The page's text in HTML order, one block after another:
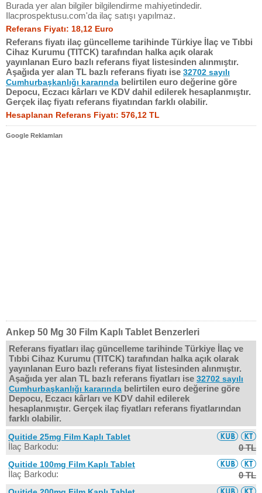
Burada yer alan bilgiler bilgilendirme mahiyetindedir.
Ilacprospektusu.com'da ilaç satışı yapılmaz.
Referans Fiyatı: 18,12 Euro
Referans fiyatı ilaç güncelleme tarihinde Türkiye İlaç ve Tıbbi
Cihaz Kurumu (TITCK) tarafından halka açık olarak
yayınlanan Euro bazlı referans fiyat listesinden alınmıştır.
Aşağıda yer alan TL bazlı referans fiyatı ise 32702 sayılı
Cumhurbaşkanlığı kararında belirtilen euro değerine göre
Depocu, Eczacı kârları ve KDV dahil edilerek hesaplanmıştır.
Gerçek ilaç fiyatı referans fiyatından farklı olabilir.
Hesaplanan Referans Fiyatı: 576,12 TL
Google Reklamları
Ankep 50 Mg 30 Film Kaplı Tablet Benzerleri
Referans fiyatları ilaç güncelleme tarihinde Türkiye İlaç ve
Tıbbi Cihaz Kurumu (TITCK) tarafından halka açık olarak
yayınlanan Euro bazlı referans fiyat listesinden alınmıştır.
Aşağıda yer alan TL bazlı referans fiyatları ise 32702 sayılı
Cumhurbaşkanlığı kararında belirtilen euro değerine göre
Depocu, Eczacı kârları ve KDV dahil edilerek
hesaplanmıştır. Gerçek ilaç fiyatları referans fiyatlarından
farklı olabilir.
Quitide 25mg Film Kaplı Tablet
İlaç Barkodu: 0 TL
Quitide 100mg Film Kaplı Tablet
İlaç Barkodu: 0 TL